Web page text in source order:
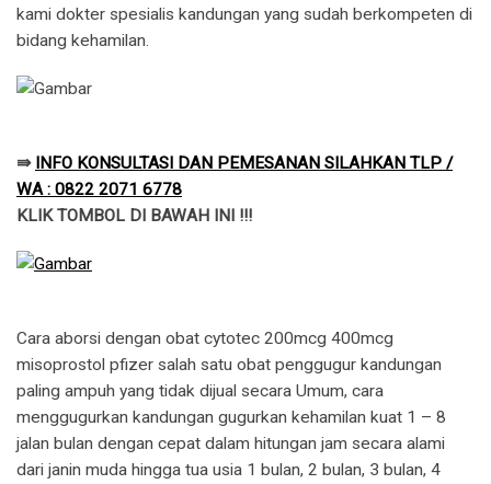
kami dokter spesialis kandungan yang sudah berkompeten di
bidang kehamilan.
⇛ INFO KONSULTASI DAN PEMESANAN SILAHKAN TLP /
WA : 0822 2071 6778
KLIK TOMBOL DI BAWAH INI !!!
Cara aborsi dengan obat cytotec 200mcg 400mcg
misoprostol pfizer salah satu obat penggugur kandungan
paling ampuh yang tidak dijual secara Umum, cara
menggugurkan kandungan gugurkan kehamilan kuat 1 – 8
jalan bulan dengan cepat dalam hitungan jam secara alami
dari janin muda hingga tua usia 1 bulan, 2 bulan, 3 bulan, 4